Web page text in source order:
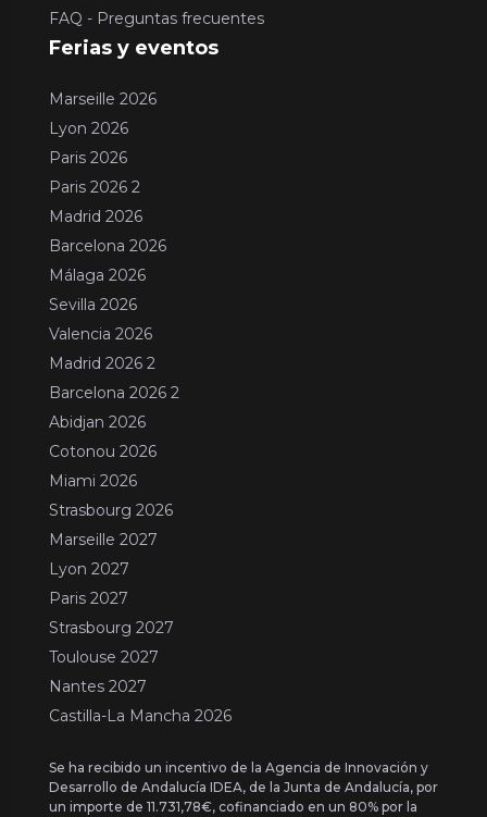
FAQ - Preguntas frecuentes
Ferias y eventos
Marseille 2026
Lyon 2026
Paris 2026
Paris 2026 2
Madrid 2026
Barcelona 2026
Málaga 2026
Sevilla 2026
Valencia 2026
Madrid 2026 2
Barcelona 2026 2
Abidjan 2026
Cotonou 2026
Miami 2026
Strasbourg 2026
Marseille 2027
Lyon 2027
Paris 2027
Strasbourg 2027
Toulouse 2027
Nantes 2027
Castilla-La Mancha 2026
Se ha recibido un incentivo de la Agencia de Innovación y
Desarrollo de Andalucía IDEA, de la Junta de Andalucía, por
un importe de 11.731,78€, cofinanciado en un 80% por la